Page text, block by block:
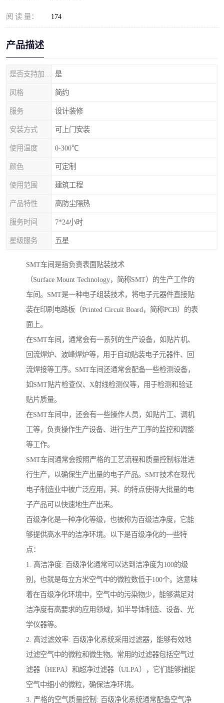
阅 读 量： 174
产品描述
是
风格 简约
服务 设计装修
安装方式 可上门安装
使用温度 0-300℃
颜色 可定制
使用范围 建筑工程
产品特性 高防尘隔热
服务时间 7*24小时
星级服务 五星
SMT车间是指负责表面贴装技术
（Surface Mount Technology，简称SMT）的生产工作的
车间。SMT是一种电子组装技术，将电子元器件直接贴
装在印刷电路板（Printed Circuit Board，简称PCB）的表
面上。
在SMT车间，通常会有一系列的生产设备，如贴片机、
回流焊炉、波峰焊炉等，用于自动贴装电子元器件、回
流焊接等工序。SMT车间还通常会配备一些检测设备，
如SMT贴片检查仪、X射线检测仪等，用于检测和验证
贴片质量。
在SMT车间中，还会有一些操作人员，如贴片工、调机
工等，负责操作生产设备、进行生产工序的监控和调整
等工作。
SMT车间通常会按照严格的工艺流程和质量控制标准进
行生产，以确保生产出量的电子产品。SMT技术在现代
电子制造业中被广泛应用，其、的特点使得大批量的电
子产品可以快速地生产出来。
百级净化是一种净化等级，也被称为百级洁净度，它能
够提供高水平的洁净环境。以下是百级净化的一些特
点：
1. 高洁净度: 百级净化通常可以达到洁净度为100的级
别，也就是每立方米空气中的微粒数低于100个。这意味
着在百级净化环境中，空气中的污染物少，能够满足对
洁净度有高要求的应用领域，如半导体制造、设备、光
学仪器等。
2. 高过滤效率: 百级净化系统采用过滤器，能够有效地
过滤空气中的微粒和微生物。常用的过滤器包括空气过
滤器（HEPA）和超净过滤器（ULPA），它们能够捕捉
空气中细小的微粒，确保洁净环境。
3. 严格的空气质量控制: 百级净化系统通常配备空气净